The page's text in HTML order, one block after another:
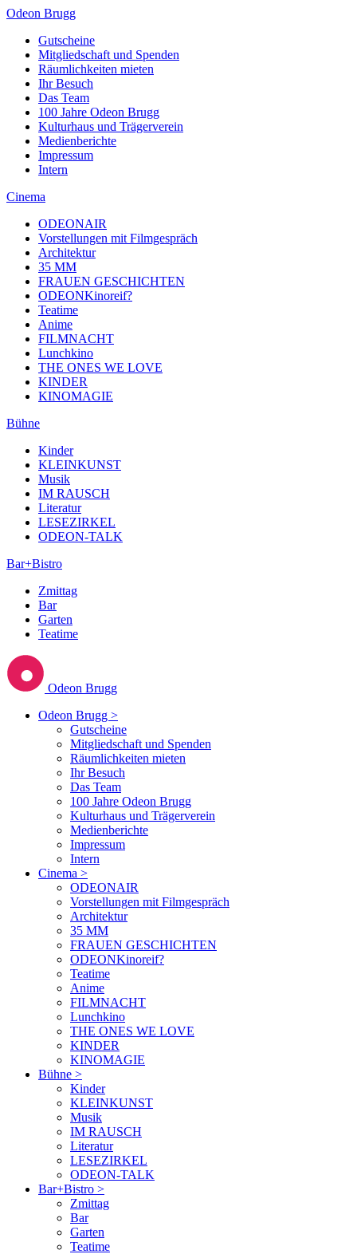
Odeon Brugg
Gutscheine
Mitgliedschaft und Spenden
Räumlichkeiten mieten
Ihr Besuch
Das Team
100 Jahre Odeon Brugg
Kulturhaus und Trägerverein
Medienberichte
Impressum
Intern
Cinema
ODEONAIR
Vorstellungen mit Filmgespräch
Architektur
35 MM
FRAUEN GESCHICHTEN
ODEONKinoreif?
Teatime
Anime
FILMNACHT
Lunchkino
THE ONES WE LOVE
KINDER
KINOMAGIE
Bühne
Kinder
KLEINKUNST
Musik
IM RAUSCH
Literatur
LESEZIRKEL
ODEON-TALK
Bar+Bistro
Zmittag
Bar
Garten
Teatime
Odeon Brugg
Odeon Brugg >
Gutscheine
Mitgliedschaft und Spenden
Räumlichkeiten mieten
Ihr Besuch
Das Team
100 Jahre Odeon Brugg
Kulturhaus und Trägerverein
Medienberichte
Impressum
Intern
Cinema >
ODEONAIR
Vorstellungen mit Filmgespräch
Architektur
35 MM
FRAUEN GESCHICHTEN
ODEONKinoreif?
Teatime
Anime
FILMNACHT
Lunchkino
THE ONES WE LOVE
KINDER
KINOMAGIE
Bühne >
Kinder
KLEINKUNST
Musik
IM RAUSCH
Literatur
LESEZIRKEL
ODEON-TALK
Bar+Bistro >
Zmittag
Bar
Garten
Teatime